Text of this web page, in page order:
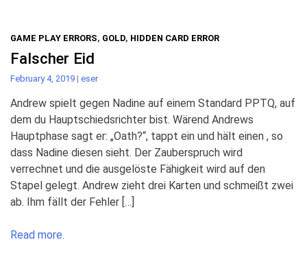
GAME PLAY ERRORS, GOLD, HIDDEN CARD ERROR
Falscher Eid
February 4, 2019 | eser
Andrew spielt gegen Nadine auf einem Standard PPTQ, auf
dem du Hauptschiedsrichter bist. Wärend Andrews
Hauptphase sagt er: „Oath?“, tappt ein und hält einen , so
dass Nadine diesen sieht. Der Zauberspruch wird
verrechnet und die ausgelöste Fähigkeit wird auf den
Stapel gelegt. Andrew zieht drei Karten und schmeißt zwei
ab. Ihm fällt der Fehler […]
Read more.